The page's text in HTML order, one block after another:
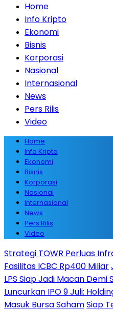
Home
Info Kripto
Ekonomi
Bisnis
Korporasi
Nasional
Internasional
News
Pers Rilis
Video
Home
Info Kripto
Ekonomi
Bisnis
Korporasi
Nasional
Internasional
News
Pers Rilis
Video
Strategi TOWR Perluas
Fasilitas ICBC Rp400 Miliar
LPS Siap Jadi Macan
Luncurkan IPO 9 Juli:
Masuk Bursa SahamSiap